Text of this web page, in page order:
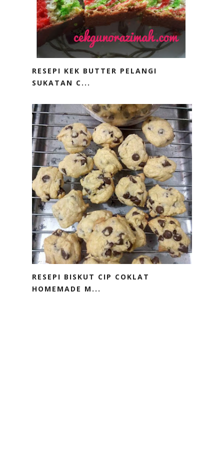
RESEPI KEK BUTTER PELANGI
SUKATAN C...
RESEPI BISKUT CIP COKLAT
HOMEMADE M...